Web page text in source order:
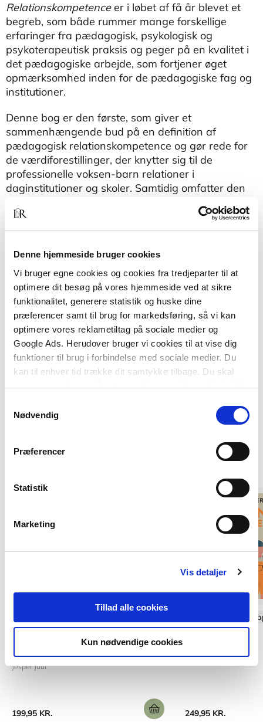
Denne hjemmeside bruger cookies
Vi bruger egne cookies og cookies fra tredjeparter til at
optimere dit besøg på vores hjemmeside ved at sikre
funktionalitet, generere statistik og huske dine
præferencer samt til brug for markedsføring, så vi kan
optimere vores reklametiltag på sociale medier og
Google Ads. Herudover bruger vi cookies til at vise dig
funktioner til brug i forbindelse med sociale medier. Du
kan til enhver tid trække dit samtykke tilbage. Du skal
være opmærksom på, at vores hjemmeside muligvis ikke
tilbagetrækker et samtykke.
Nødvendig
Præferencer
Statistik
Marketing
Vis detaljer
Tillad alle cookies
Kun nødvendige cookies
Relationskompetenceer i løbet af få år blevet et
begreb, som både rummer mange forskellige
erfaringer fra pædagogisk, psykologisk og
psykoterapeutisk praksis og peger på en kvalitet i
det pædagogiske arbejde, som fortjener øget
opmærksomhed inden for de pædagogiske fag og
institutioner.
Denne bog er den første, som giver et
sammenhængende bud på en definition af
pædagogisk relationskompetence og gør rede for
de værdiforestillinger, der knytter sig til de
professionelle voksen-barn relationer i
daginstitutioner og skoler. Samtidig omfatter den
– de kollegiale relationer, de ledelsesmæssige og
relationen mellem fagfolk og forældre – og
kvalitet, hvor der ikke findes noget reelt
modsætningsforhold mellem parternes behov for
respekt, udfordring og udvikling af personlig
integritet og ansvarlighed.
Kunsten at sige nej med god
Jesper Juul
199,95 KR.
Softcover med
249,95 KR.